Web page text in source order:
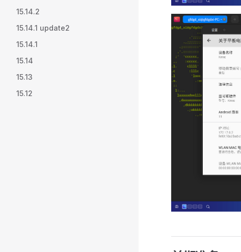
15.14.2
15.14.1 update2
15.14.1
15.14
15.13
15.12